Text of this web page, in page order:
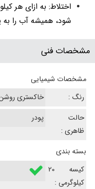
شود، همیشه آب را به
مشخصات فنی
مشخصات شیمیایی
رنگ :
خاکستری
حالت
ظاهری :
پودر
بسته بندی
کیسه 20
کیلوگرمی :